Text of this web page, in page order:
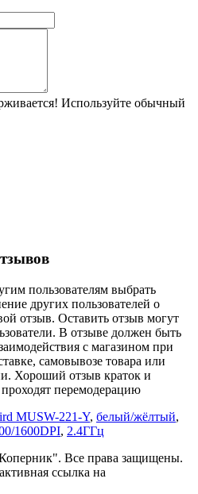
Используйте обычный
пользователям выбрать
других пользователей о
отзыв. Оставить отзыв могут
В отзыве должен быть
с магазином при
самовывозе товара или
Хороший отзыв краток и
перемодерацию
MUSW-221-Y, белый/жёлтый,
1600DPI, 2.4ГГц
Все права защищены.
ссылка на